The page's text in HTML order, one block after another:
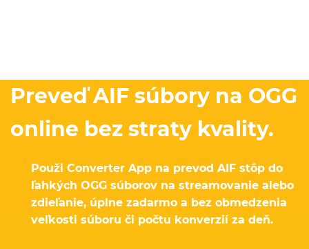
Preveď AIF súbory na OGG
online bez straty kvality.
Použi Converter App na prevod AIF stôp do
ľahkých OGG súborov na streamovanie alebo
zdieľanie, úplne zadarmo a bez obmedzenia
veľkosti súboru či počtu konverzií za deň.